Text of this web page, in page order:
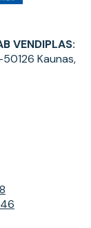
VENDIPLAS:
50126 Kaunas,